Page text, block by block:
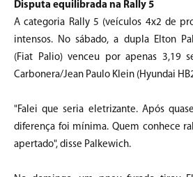
Disputa equilibrada na Rally 5
A categoria Rally 5 (veículos 4x2 de
intensos. No sábado, a dupla Elton
(Fiat Palio) venceu por apenas 3,19
Carbonera/Jean Paulo Klein (Hyundai
"Falei que seria eletrizante. Após
diferença foi mínima. Quem conhece
apertado", disse Palkewich.